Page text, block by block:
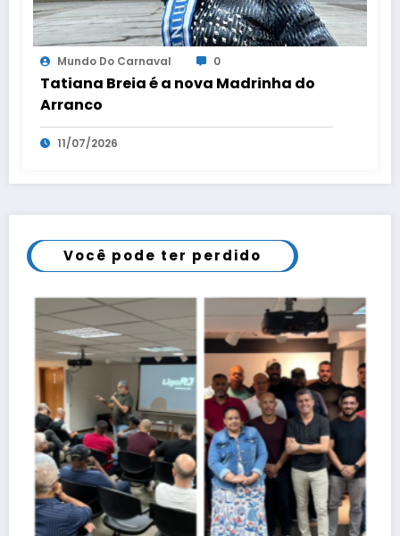
Mundo Do Carnaval 0
Tatiana Breia é a nova Madrinha do
Arranco
11/07/2026
Você pode ter perdido